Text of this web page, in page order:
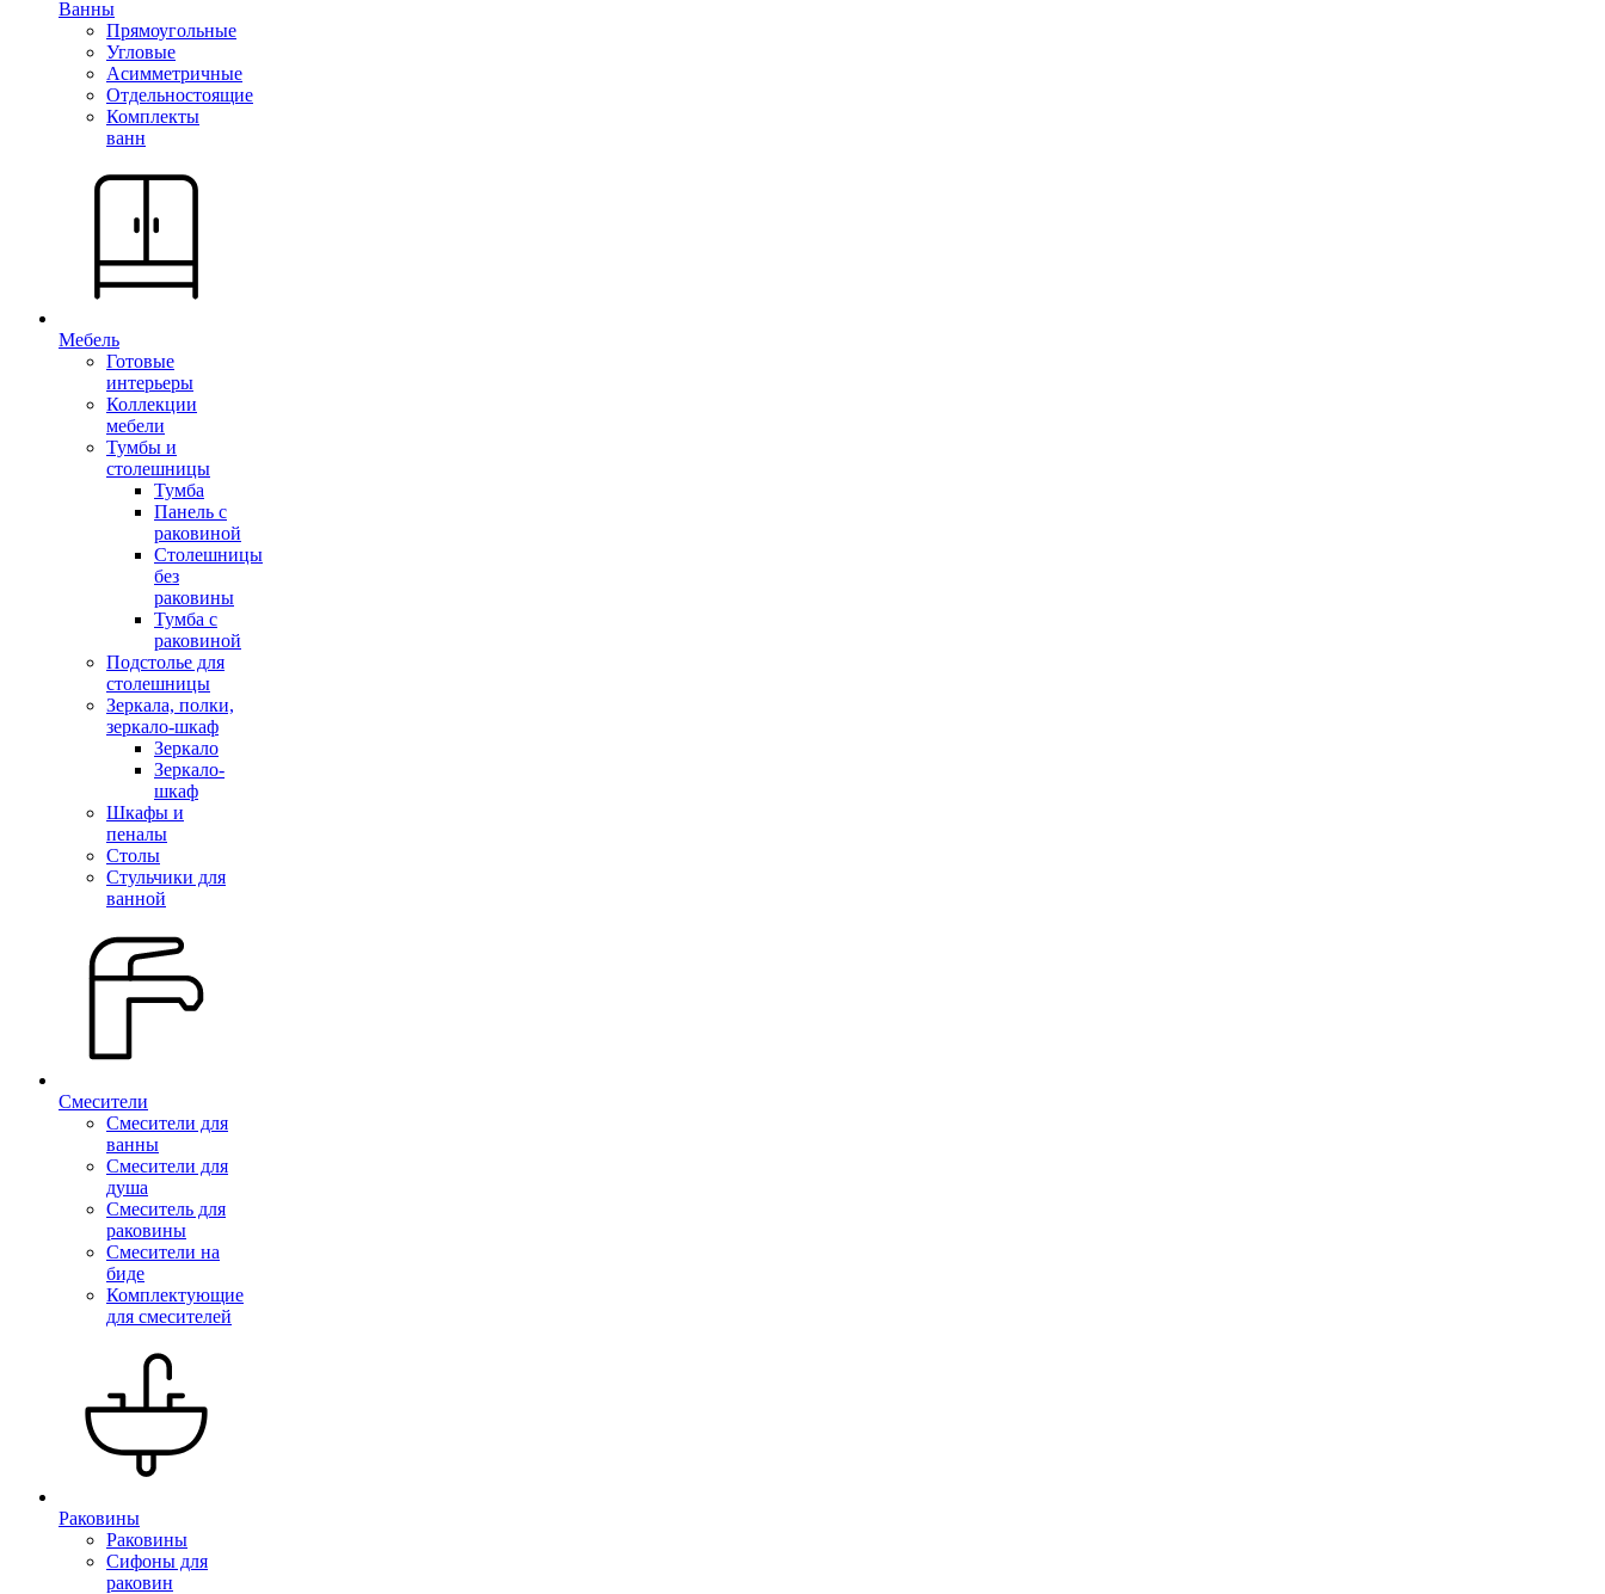
Ванны
Прямоугольные
Угловые
Асимметричные
Отдельностоящие
Комплекты
ванн
Мебель
Готовые
интерьеры
Коллекции
мебели
Тумбы и
столешницы
Тумба
Панель с
раковиной
Столешницы
без
раковины
Тумба с
раковиной
Подстолье для
столешницы
Зеркала, полки,
зеркало-шкаф
Зеркало
Зеркало-
шкаф
Шкафы и
пеналы
Столы
Стульчики для
ванной
Смесители
Смесители для
ванны
Смесители для
душа
Смеситель для
раковины
Смесители на
биде
Комплектующие
для смесителей
Раковины
Раковины
Сифоны для
раковин